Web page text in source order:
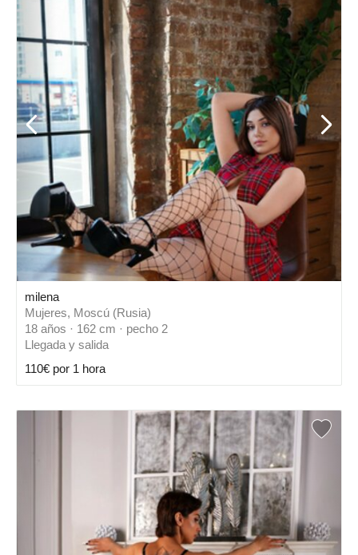
milena
Mujeres, Moscú (Rusia)
18 años · 162 cm · pecho 2
Llegada y salida
110€ por 1 hora